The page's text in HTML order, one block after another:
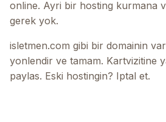
online. Ayri bir hosting kurmana
gerek yok.
isletmen.com gibi bir domainin
yonlendir ve tamam. Kartvizitine
paylas. Eski hostingin? Iptal et.